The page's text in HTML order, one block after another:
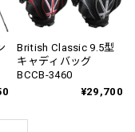
British Classic 9.5型
キャディバッグ
BCCB-3460
¥29,700